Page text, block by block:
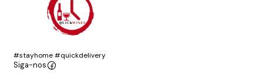
#stayhome #quickdelivery
Siga-nos